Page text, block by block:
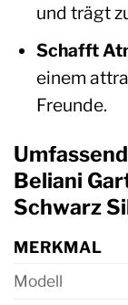
und trägt
Schafft
einem
Freunde.
Beliani
Schwarz
MERKMAL
Modell